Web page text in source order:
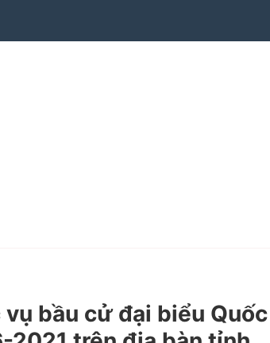
bầu cử đại biểu Quốc